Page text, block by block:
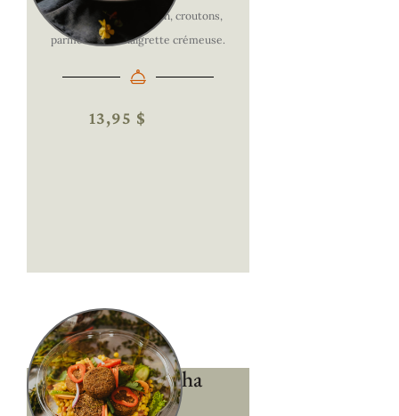
Romaine, poulet, bacon, croutons,
parmesan et vinaigrette crémeuse.
13,95 $
Salade Buddha
Couscous